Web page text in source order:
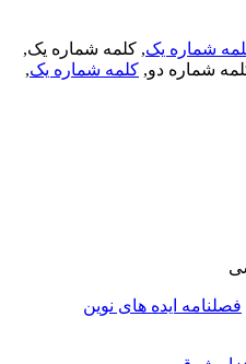
شماره یک, کلمه شماره یک,
شماره دو,کلمه شماره یک,
ایده های نوین